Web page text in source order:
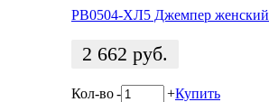
РВ0504-ХЛ5 Джемпер женский
2 662 руб.
Кол-во- +Купить